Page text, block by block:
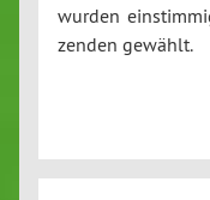
wurden
zen­den gewählt.